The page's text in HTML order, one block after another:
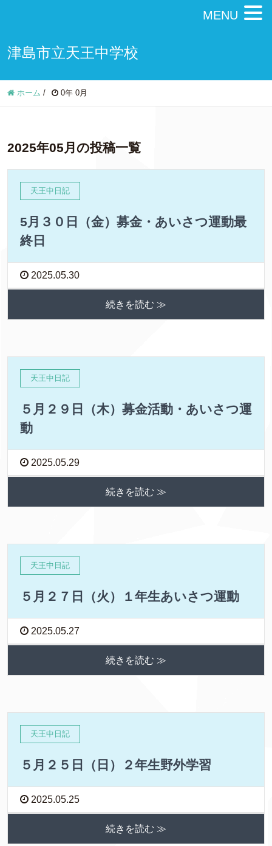
津島市立天王中学校
ホーム / 0年 0月
2025年05月の投稿一覧
天王中日記
5月３０日（金）募金・あいさつ運動最
終日
2025.05.30
続きを読む ≫
天王中日記
５月２９日（木）募金活動・あいさつ運
動
2025.05.29
続きを読む ≫
天王中日記
５月２７日（火）１年生あいさつ運動
2025.05.27
続きを読む ≫
天王中日記
５月２５日（日）２年生野外学習
2025.05.25
続きを読む ≫
MENU